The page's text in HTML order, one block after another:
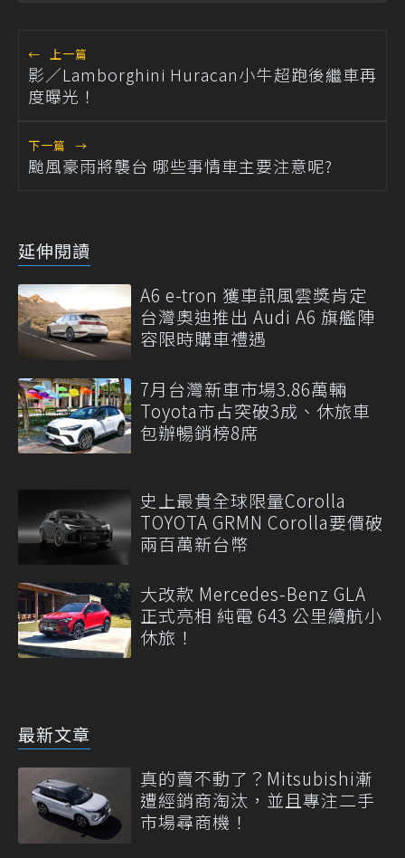
← 上一篇
影／Lamborghini Huracan小牛超跑後繼車再
度曝光！
下一篇 →
颱風豪雨將襲台 哪些事情車主要注意呢?
延伸閱讀
A6 e-tron 獲車訊風雲獎肯定
台灣奧迪推出 Audi A6 旗艦陣
容限時購車禮遇
7月台灣新車市場3.86萬輛
Toyota市占突破3成、休旅車
包辦暢銷榜8席
史上最貴全球限量Corolla
TOYOTA GRMN Corolla要價破
兩百萬新台幣
大改款 Mercedes-Benz GLA
正式亮相 純電 643 公里續航小
休旅！
最新文章
真的賣不動了？Mitsubishi漸
遭經銷商淘汰，並且專注二手
市場尋商機！